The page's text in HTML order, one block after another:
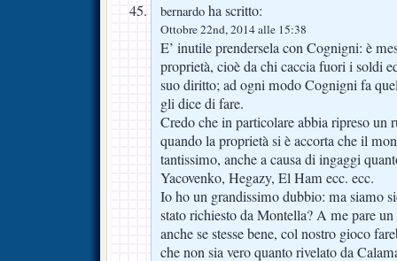
bernardo ha scritto:
Ottobre 22nd, 2014 alle 15:38
E’ inutile prendersela con Cognigni: è
proprietà, cioè da chi caccia fuori i soldi
suo diritto; ad ogni modo Cognigni fa
gli dice di fare.
Credo che in particolare abbia ripreso un
quando la proprietà si è accorta che il
tantissimo, anche a causa di ingaggi
Yacovenko, Hegazy, El Ham ecc. ecc.
Io ho un grandissimo dubbio: ma siamo
stato richiesto da Montella? A me pare
anche se stesse bene, col nostro gioco
che non sia vero quanto rivelato da